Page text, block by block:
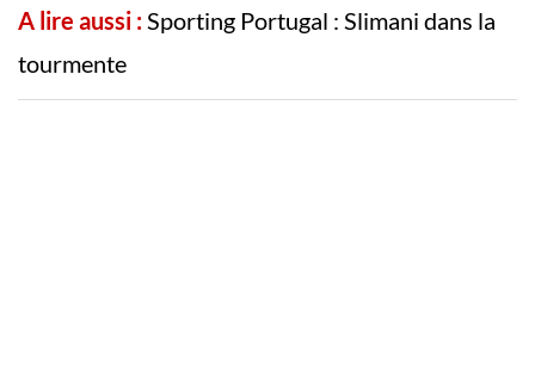
A lire aussi : Sporting Portugal : Slimani dans la
tourmente